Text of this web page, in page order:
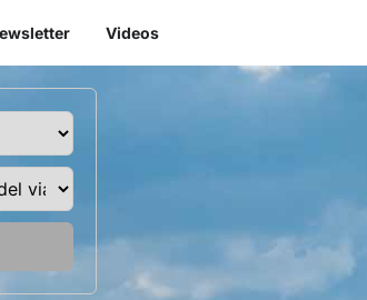
Videos